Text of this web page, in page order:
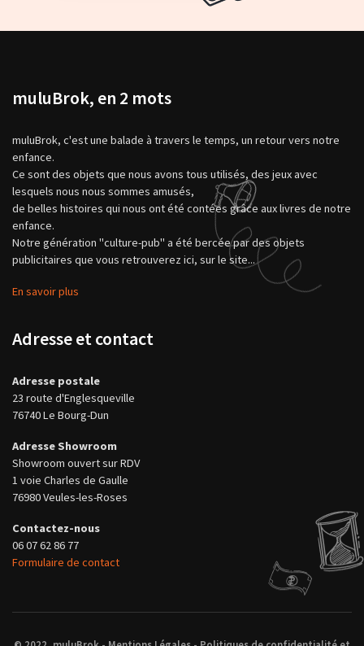
muluBrok, en 2 mots
muluBrok, c'est une balade à travers le temps, un retour vers notre
enfance.
Ce sont des objets que nous avons tous utilisés, des jeux avec
lesquels nous nous sommes amusés,
de belles histoires qui nous ont été contées grâce aux livres de notre
enfance.
Notre génération "culture-pub" a été bercée par des objets
publicitaires que vous retrouverez ici, sur le site...
En savoir plus
Adresse et contact
Adresse postale
23 route d'Englesqueville
76740 Le Bourg-Dun
Adresse Showroom
Showroom ouvert sur RDV
1 voie Charles de Gaulle
76980 Veules-les-Roses
Contactez-nous
06 07 62 86 77
Formulaire de contact